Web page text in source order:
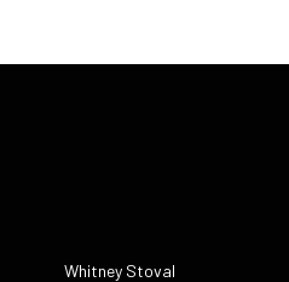
Whitney Stoval